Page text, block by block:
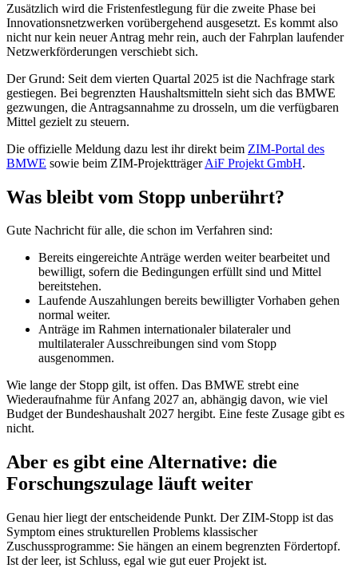
Zusätzlich wird die Fristenfestlegung für die zweite Phase bei
Innovationsnetzwerken vorübergehend ausgesetzt. Es kommt also
nicht nur kein neuer Antrag mehr rein, auch der Fahrplan laufender
Netzwerkförderungen verschiebt sich.
Der Grund: Seit dem vierten Quartal 2025 ist die Nachfrage stark
gestiegen. Bei begrenzten Haushaltsmitteln sieht sich das BMWE
gezwungen, die Antragsannahme zu drosseln, um die verfügbaren
Mittel gezielt zu steuern.
Die offizielle Meldung dazu lest ihr direkt beim ZIM-Portal des
BMWE sowie beim ZIM-ProjektträgerAiF Projekt GmbH.
Was bleibt vom Stopp unberührt?
Gute Nachricht für alle, die schon im Verfahren sind:
Bereits eingereichte Anträge werden weiter bearbeitet und
bewilligt, sofern die Bedingungen erfüllt sind und Mittel
bereitstehen.
Laufende Auszahlungen bereits bewilligter Vorhaben gehen
normal weiter.
Anträge im Rahmen internationaler bilateraler und
multilateraler Ausschreibungen sind vom Stopp
ausgenommen.
Wie lange der Stopp gilt, ist offen. Das BMWE strebt eine
Wiederaufnahme für Anfang 2027 an, abhängig davon, wie viel
Budget der Bundeshaushalt 2027 hergibt. Eine feste Zusage gibt es
nicht.
Aber es gibt eine Alternative: die
Forschungszulage läuft weiter
Genau hier liegt der entscheidende Punkt. Der ZIM-Stopp ist das
Symptom eines strukturellen Problems klassischer
Zuschussprogramme: Sie hängen an einem begrenzten Fördertopf.
Ist der leer, ist Schluss, egal wie gut euer Projekt ist.